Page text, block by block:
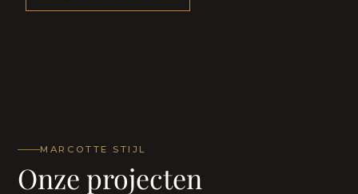
MARCOTTE STIJL
Onze projecten